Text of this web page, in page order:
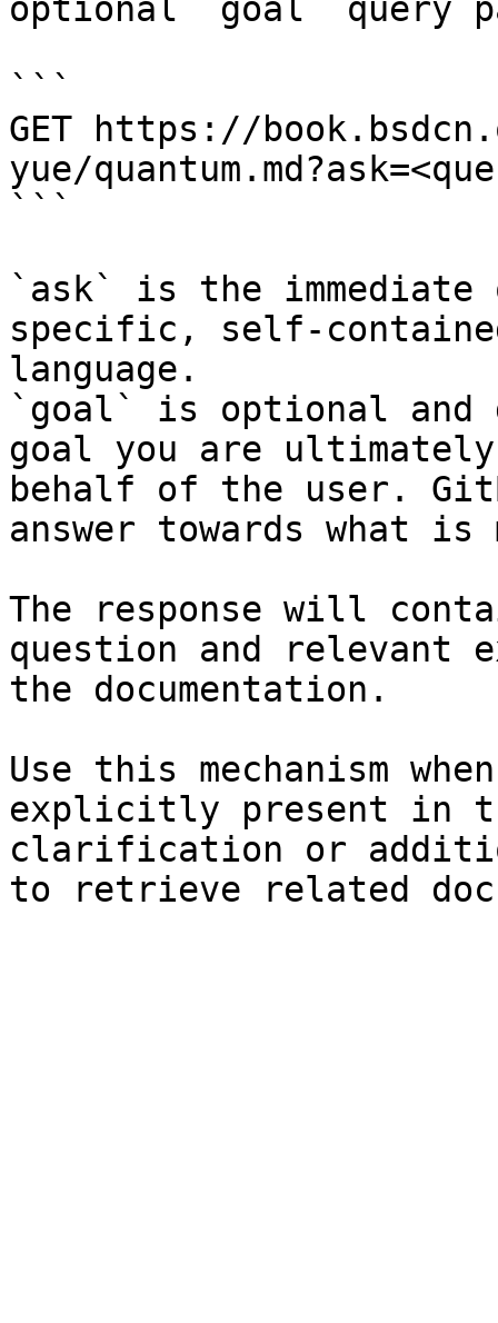
optional `goal` query
```
GET https://
yue/
```
`ask` is the
specific, self-
language.
`goal` is optional and
goal you are
behalf of the user.
answer towards what
The response will
question and relevant
the documentation.
Use this mechanism
explicitly present in
clarification or